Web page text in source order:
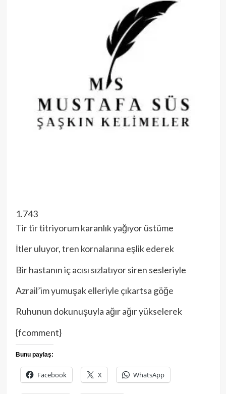
1.743
Tir tir titriyorum karanlık yağıyor üstüme
İtler uluyor, tren kornalarına eşlik ederek
Bir hastanın iç acısı sızlatıyor siren sesleriyle
Azrail’im yumuşak elleriyle çıkartsa göğe
Ruhunun dokunuşuyla ağır ağır yükselerek
{fcomment}
Bunu paylaş:
Facebook X WhatsApp